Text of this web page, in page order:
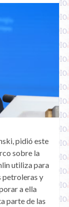
pidió este
sobre la
utiliza para
petroleras y
a ella
parte de las